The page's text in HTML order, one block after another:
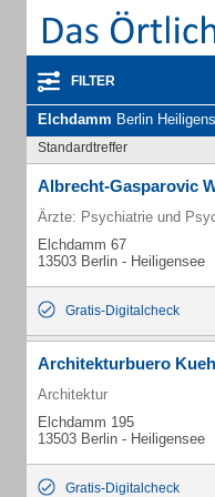
FILTER
Elchdamm Berlin Heiligensee -
Standardtreffer
Albrecht-Gasparovic
Ärzte: Psychiatrie und
Elchdamm 67
13503 Berlin - Heiligensee
Gratis-Digitalcheck
Architekturbuero
Architektur
Elchdamm 195
13503 Berlin - Heiligensee
Gratis-Digitalcheck